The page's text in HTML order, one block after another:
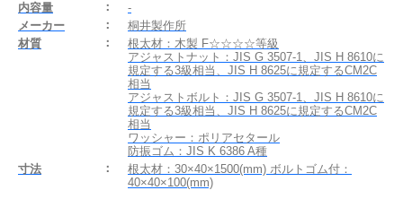
内容量
-
メーカー
桐井製作所
材質
根太材：木製 F☆☆☆☆等級
アジャストナット：JIS G 3507-1、JIS H 8610に
規定する3級相当、JIS H 8625に規定するCM2C
相当
アジャストボルト：JIS G 3507-1、JIS H 8610に
規定する3級相当、JIS H 8625に規定するCM2C
相当
ワッシャー：ポリアセタール
防振ゴム：JIS K 6386 A種
寸法
根太材：30×40×1500(mm) ボルトゴム付：
40×40×100(mm)